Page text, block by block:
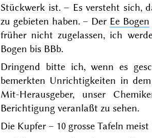
Stückwerk ist. – Es versteht sich,
zu gebieten haben. – Der Ee Bogen
früher nicht zugelassen, ich
Bogen bis BBb.
Dringend bitte ich, wenn es
bemerkten Unrichtigkeiten in
Mit-Herausgeber, unser
Berichtigung veranlaßt zu sehen.
Die Kupfer – 10 grosse Tafeln